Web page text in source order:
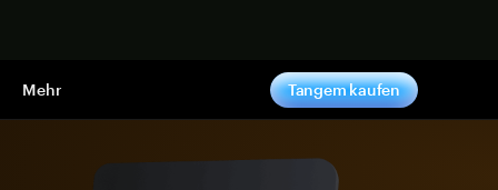
Mehr Tangem kaufen